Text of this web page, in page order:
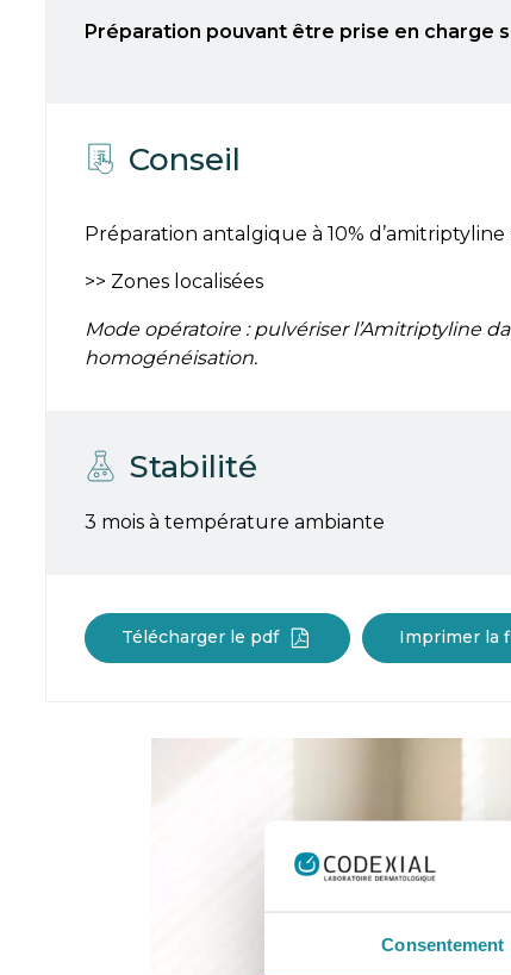
Consentement
Préparation pouvant être prise en charge
Conseil
Préparation antalgique à 10%
>> Zones localisées
Mode opératoire : pulvériser l’Amitriptyline
homogénéisation.
Stabilité
3 mois à température ambiante
Télécharger le pdf Imprimer la